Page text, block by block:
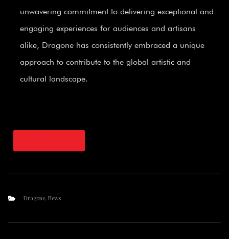
unwavering commitment to delivering exceptional and
engaging experiences for audiences and artisans
alike, Dragone has consistently embraced a unique
approach to contribute to the global artistic and
cultural landscape.
Dragone, News